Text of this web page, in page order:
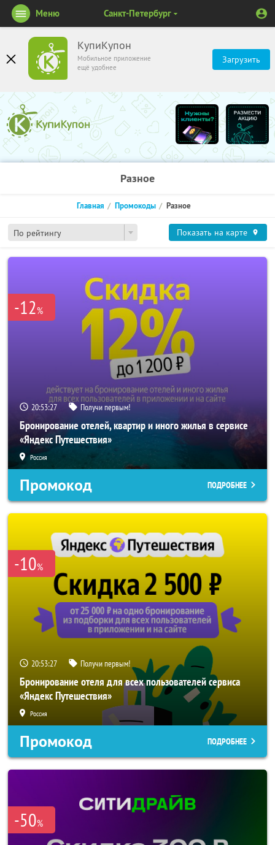
КупиКупон
Мобильное приложение
ещё удобнее
Загрузить
Меню Санкт-Петербург
Разное
По рейтингу
Главная Промокоды Разное
Показать на карте
-12%
20:53:25 Получи первым!
Бронирование отелей, квартир и иного жилья в сервисе
«Яндекс Путешествия»
Россия
Промокод ПОДРОБНЕЕ
-10%
20:53:25 Получи первым!
Бронирование отеля для всех пользователей сервиса
«Яндекс Путешествия»
Россия
Промокод ПОДРОБНЕЕ
-50%